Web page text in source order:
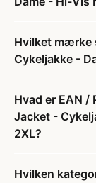
Hvilket mærke
Cykeljakke -
Hvad er EAN /
Jacket -
2XL?
Hvilken